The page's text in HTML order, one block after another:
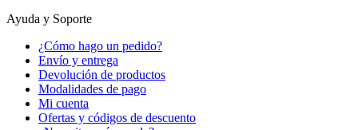
Ayuda y Soporte
¿Cómo hago un pedido?
Envío y entrega
Devolución de productos
Modalidades de pago
Mi cuenta
Ofertas y códigos de descuento